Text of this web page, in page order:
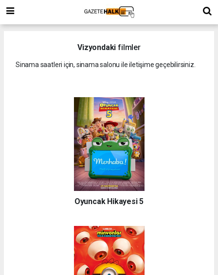
Vizyondaki filmler
Sinama saatleri için, sinama salonu ile iletişime geçebilirsiniz.
Oyuncak Hikayesi 5